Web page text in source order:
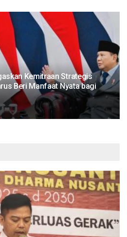
Kemitraan Strategis
Beri Manfaat Nyata bagi